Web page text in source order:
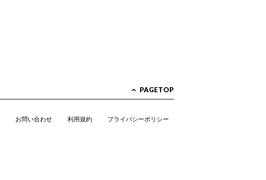
PAGETOP
お問い合わせ 利用規約 プライバシーポリシー